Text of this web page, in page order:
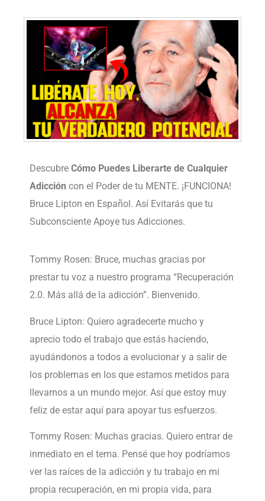
Descubre Cómo Puedes Liberarte de Cualquier
Adicción con el Poder de tu MENTE. ¡FUNCIONA!
Bruce Lipton en Español. Así Evitarás que tu
Subconsciente Apoye tus Adicciones.
Tommy Rosen: Bruce, muchas gracias por
prestar tu voz a nuestro programa “Recuperación
2.0. Más allá de la adicción”. Bienvenido.
Bruce Lipton: Quiero agradecerte mucho y
aprecio todo el trabajo que estás haciendo,
ayudándonos a todos a evolucionar y a salir de
los problemas en los que estamos metidos para
llevarnos a un mundo mejor. Así que estoy muy
feliz de estar aquí para apoyar tus esfuerzos.
Tommy Rosen: Muchas gracias. Quiero entrar de
inmediato en el tema. Pensé que hoy podríamos
ver las raíces de la adicción y tu trabajo en mi
propia recuperación, en mi propia vida, para